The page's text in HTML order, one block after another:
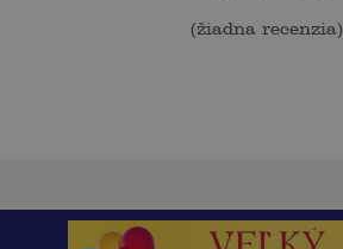
(žiadna recenzia)